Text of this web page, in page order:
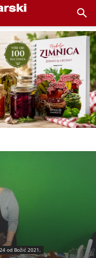
od Božić 2021.